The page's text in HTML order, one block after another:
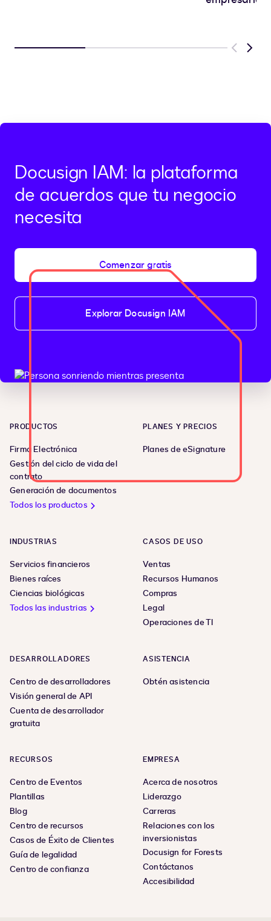
Previous
Next
Docusign IAM: la plataforma
de acuerdos que tu negocio
necesita
Comenzar gratis
Explorar Docusign IAM
PRODUCTOS
Firma Electrónica
Gestión del ciclo de vida del
contrato
Generación de documentos
Todos los productos
PLANES Y PRECIOS
Planes de eSignature
INDUSTRIAS
Servicios financieros
Bienes raíces
Ciencias biológicas
Todos las industrias
CASOS DE USO
Ventas
Recursos Humanos
Compras
Legal
Operaciones de TI
DESARROLLADORES
Centro de desarrolladores
Visión general de API
Cuenta de desarrollador
gratuita
ASISTENCIA
Obtén asistencia
RECURSOS
Centro de Eventos
Plantillas
Blog
Centro de recursos
Casos de Éxito de Clientes
Guía de legalidad
Centro de confianza
EMPRESA
Acerca de nosotros
Liderazgo
Carreras
Relaciones con los
inversionistas
Docusign for Forests
Contáctanos
Accesibilidad